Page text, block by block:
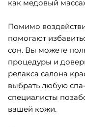
как медовый
Помимо
помогают
сон. Вы можете
процедуры и
релакса салона
выбрать любую
специалисты
вашей кожи.